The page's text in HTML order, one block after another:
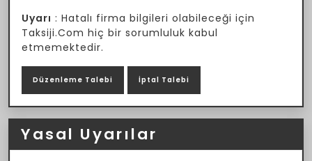
Uyarı : Hatalı firma bilgileri olabileceği için
Taksiji.Com hiç bir sorumluluk kabul
etmemektedir.
Düzenleme Talebi İptal Talebi
Yasal Uyarılar